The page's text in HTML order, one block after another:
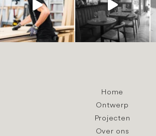
Home
Ontwerp
Projecten
Over ons